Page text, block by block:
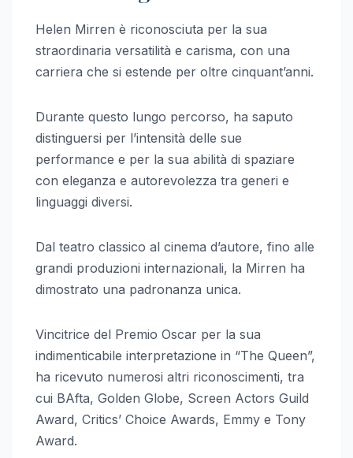
Helen Mirren è riconosciuta per la sua
straordinaria versatilità e carisma, con una
carriera che si estende per oltre cinquant’anni.
Durante questo lungo percorso, ha saputo
distinguersi per l’intensità delle sue
performance e per la sua abilità di spaziare
con eleganza e autorevolezza tra generi e
linguaggi diversi.
Dal teatro classico al cinema d’autore, fino alle
grandi produzioni internazionali, la Mirren ha
dimostrato una padronanza unica.
Vincitrice del Premio Oscar per la sua
indimenticabile interpretazione in “The Queen”,
ha ricevuto numerosi altri riconoscimenti, tra
cui BAfta, Golden Globe, Screen Actors Guild
Award, Critics’ Choice Awards, Emmy e Tony
Award.